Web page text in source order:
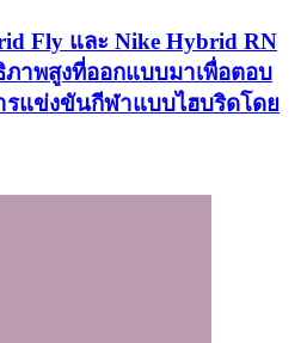
Fly และ Nike Hybrid RN
ภาพสูงที่ออกแบบมาเพื่อตอบ
รแข่งขันกีฬาแบบไฮบริดโดย